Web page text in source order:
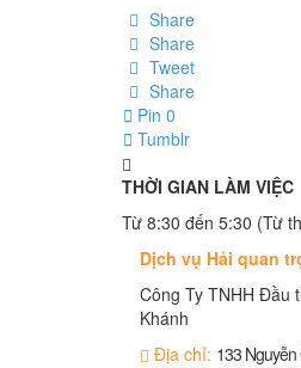
Share
Share
Tweet
Share
Pin 0
Tumblr
THỜI GIAN LÀM VIỆC
Từ 8:30 đến 5:30 (Từ
Dịch vụ Hải quan
Công Ty TNHH Đầu
Khánh
Địa chỉ: 133